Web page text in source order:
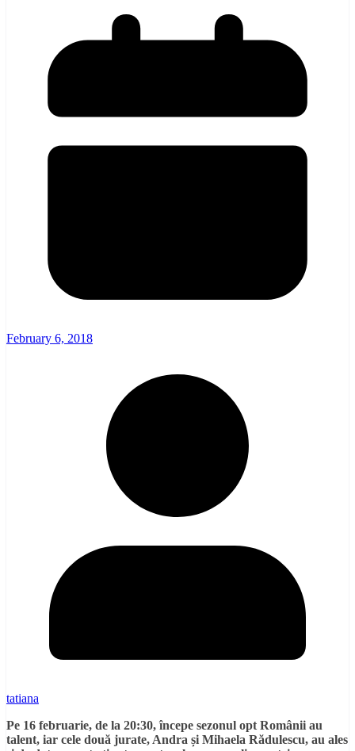
February 6, 2018
tatiana
Pe 16 februarie, de la 20:30, începe sezonul opt Românii au
talent, iar cele două jurate, Andra și Mihaela Rădulescu, au ales